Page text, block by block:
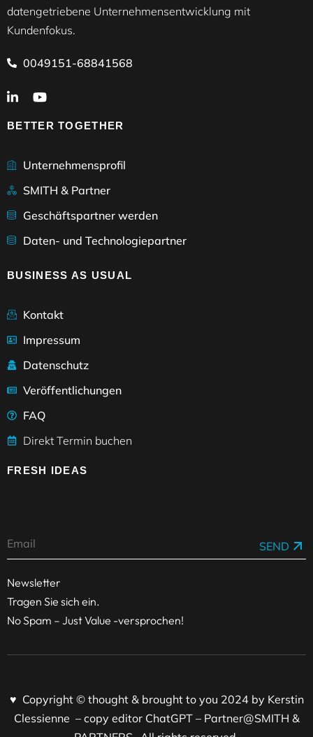
datengetriebene Unternehmensentwicklung mit
Kundenfokus.
0049151-68841568
BETTER TOGETHER
Unternehmensprofil
SMITH & Partner
Geschäftspartner werden
Daten- und Technologiepartner
BUSINESS AS USUAL
Kontakt
Impressum
Datenschutz
Veröffentlichungen
FAQ
Direkt Termin buchen
FRESH IDEAS
SEND
Newsletter
Tragen Sie sich ein.
No Spam – Just Value -versprochen!
♥ Copyright © thought & brought to you 2024 by Kerstin
Clessienne – copy editor ChatGPT – Partner@SMITH &